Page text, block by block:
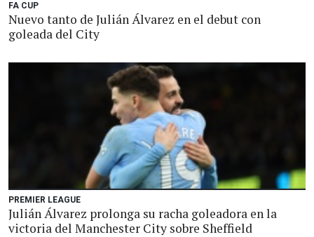
FA CUP
Nuevo tanto de Julián Álvarez en el debut con
goleada del City
PREMIER LEAGUE
Julián Álvarez prolonga su racha goleadora en la
victoria del Manchester City sobre Sheffield